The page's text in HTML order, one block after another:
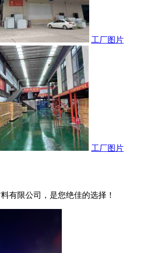
工厂图片
工厂图片
有限公司，是您绝佳的选择！